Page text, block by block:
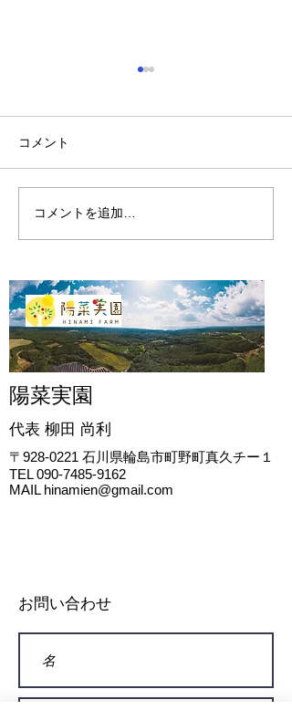
コメント
コメントを追加…
陽菜実園
代表 柳田 尚利
〒928-0221 石川県輪島市町野町真久チー１
TEL090-7485-9162
MAIL hinamien@gmail.com
お問い合わせ